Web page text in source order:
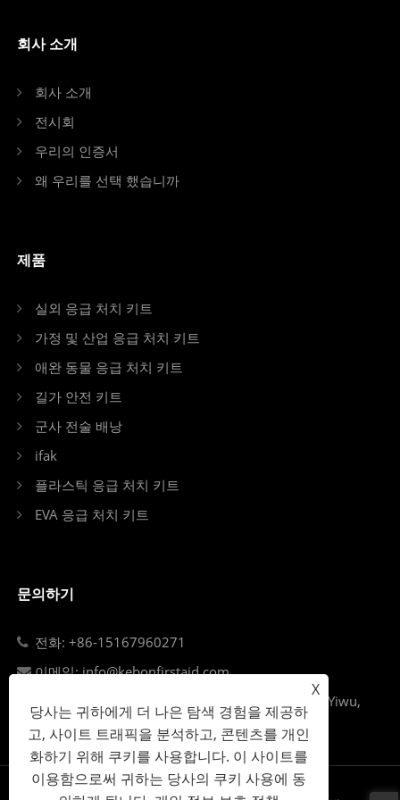
회사 소개
회사 소개
전시회
우리의 인증서
왜 우리를 선택 했습니까
제품
실외 응급 처치 키트
가정 및 산업 응급 처치 키트
애완 동물 응급 처치 키트
길가 안전 키트
군사 전술 배낭
ifak
플라스틱 응급 처치 키트
EVA 응급 처치 키트
문의하기
전화: +86-15167960271
이메일: info@kebonfirstaid.com
Add: Jiangdong Industry Park, Jiangdong Street, Yiwu,
China.
X
당사는 귀하에게 더 나은 탐색 경험을 제공하
고, 사이트 트래픽을 분석하고, 콘텐츠를 개인
화하기 위해 쿠키를 사용합니다. 이 사이트를
이용함으로써 귀하는 당사의 쿠키 사용에 동